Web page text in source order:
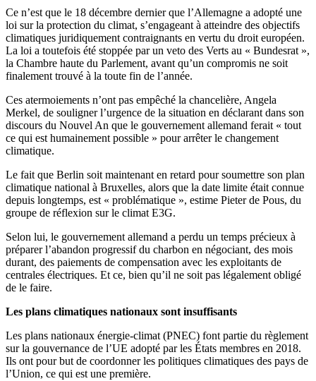
Ce n’est que le 18 décembre dernier que l’Allemagne a adopté une
loi sur la protection du climat, s’engageant à atteindre des objectifs
climatiques juridiquement contraignants en vertu du droit européen.
La loi a toutefois été stoppée par un veto des Verts au « Bundesrat »,
la Chambre haute du Parlement, avant qu’un compromis ne soit
finalement trouvé à la toute fin de l’année.
Ces atermoiements n’ont pas empêché la chancelière, Angela
Merkel, de souligner l’urgence de la situation en déclarant dans son
discours du Nouvel An que le gouvernement allemand ferait « tout
ce qui est humainement possible » pour arrêter le changement
climatique.
Le fait que Berlin soit maintenant en retard pour soumettre son plan
climatique national à Bruxelles, alors que la date limite était connue
depuis longtemps, est « problématique », estime Pieter de Pous, du
groupe de réflexion sur le climat E3G.
Selon lui, le gouvernement allemand a perdu un temps précieux à
préparer l’abandon progressif du charbon en négociant, des mois
durant, des paiements de compensation avec les exploitants de
centrales électriques. Et ce, bien qu’il ne soit pas légalement obligé
de le faire.
Les plans climatiques nationaux sont insuffisants
Les plans nationaux énergie-climat (PNEC) font partie du règlement
sur la gouvernance de l’UE adopté par les États membres en 2018.
Ils ont pour but de coordonner les politiques climatiques des pays de
l’Union, ce qui est une première.